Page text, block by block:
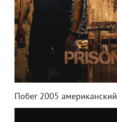
Побег 2005 американский